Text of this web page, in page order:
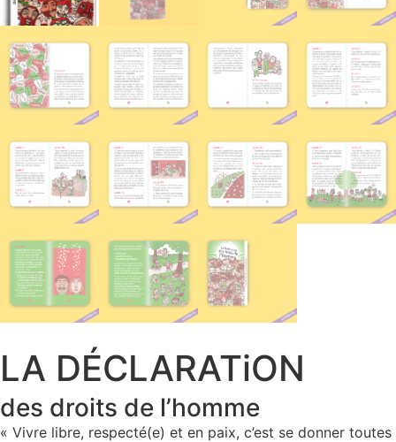
LA DÉCLARATiON
des droits de l’homme
« Vivre libre, respecté(e) et en paix, c’est se donner toutes